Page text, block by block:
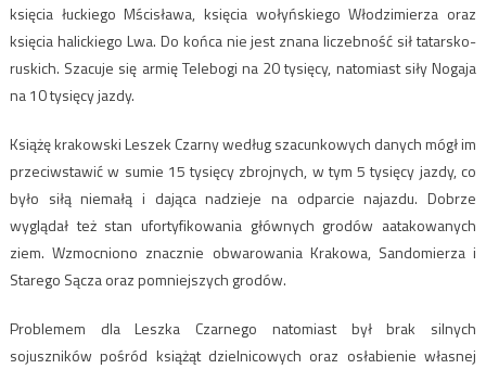
księcia łuckiego Mścisława, księcia wołyńskiego Włodzimierza oraz
księcia halickiego Lwa. Do końca nie jest znana liczebność sił tatarsko-
ruskich. Szacuje się armię Telebogi na 20 tysięcy, natomiast siły Nogaja
na 10 tysięcy jazdy.
Książę krakowski Leszek Czarny według szacunkowych danych mógł im
przeciwstawić w sumie 15 tysięcy zbrojnych, w tym 5 tysięcy jazdy, co
było siłą niemałą i dająca nadzieje na odparcie najazdu. Dobrze
wyglądał też stan ufortyfikowania głównych grodów aatakowanych
ziem. Wzmocniono znacznie obwarowania Krakowa, Sandomierza i
Starego Sącza oraz pomniejszych grodów.
Problemem dla Leszka Czarnego natomiast był brak silnych
sojuszników pośród książąt dzielnicowych oraz osłabienie własnej